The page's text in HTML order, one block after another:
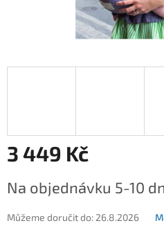
3 449 Kč
cena:
Na objednávku 5-10
Můžeme doručit do: 26.8.2026